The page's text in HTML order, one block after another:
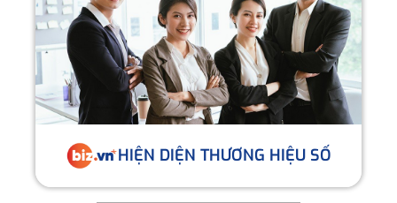
HIỆN DIỆN THƯƠNG HIỆU SỐ